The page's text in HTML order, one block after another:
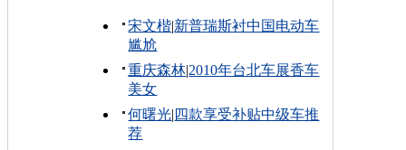
宋文楷|新普瑞斯衬中国电动车
尴尬
重庆森林|2010年台北车展香车
美女
何曙光| 四款享受补贴中级车推
荐